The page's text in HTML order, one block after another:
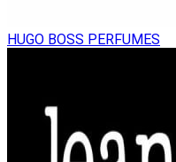
HUGO BOSS PERFUMES